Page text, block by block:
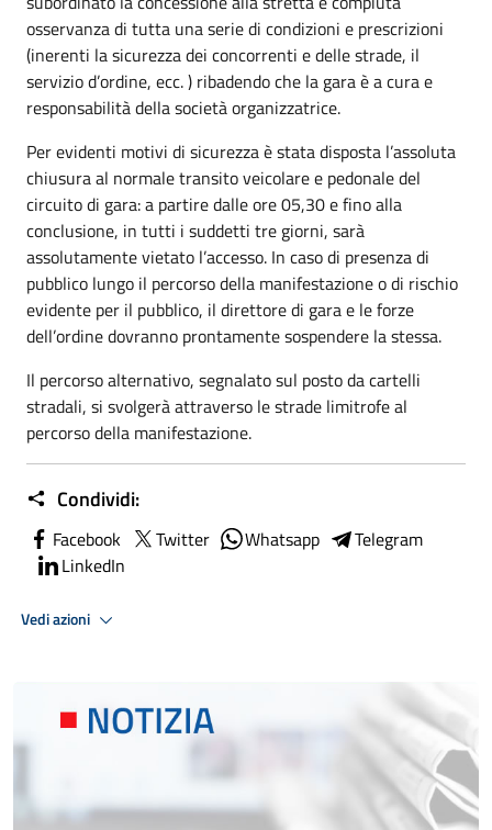
osservanza di tutta una serie di condizioni e prescrizioni
(inerenti la sicurezza dei concorrenti e delle strade, il
servizio d’ordine, ecc. ) ribadendo che la gara è a cura e
responsabilità della società organizzatrice.
Per evidenti motivi di sicurezza è stata disposta l’assoluta
chiusura al normale transito veicolare e pedonale del
circuito di gara: a partire dalle ore 05,30 e fino alla
conclusione, in tutti i suddetti tre giorni, sarà
assolutamente vietato l’accesso. In caso di presenza di
pubblico lungo il percorso della manifestazione o di rischio
evidente per il pubblico, il direttore di gara e le forze
dell’ordine dovranno prontamente sospendere la stessa.
Il percorso alternativo, segnalato sul posto da cartelli
stradali, si svolgerà attraverso le strade limitrofe al
percorso della manifestazione.
Condividi:
Facebook Twitter Whatsapp
Telegram
LinkedIn
Vedi azioni